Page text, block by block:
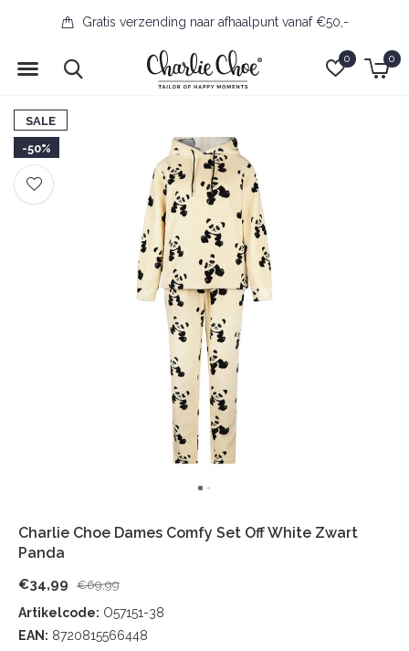
0 0
Gratis verzending naar afhaalpunt vanaf €50,-
SALE
-50%
Charlie Choe Dames Comfy Set Off White Zwart
Panda
€34,99 €69,99
Artikelcode: O57151-38
EAN: 8720815566448